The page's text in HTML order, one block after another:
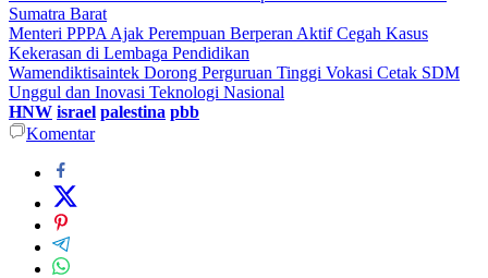
Sumatra Barat
Menteri PPPA Ajak Perempuan Berperan Aktif Cegah Kasus
Kekerasan di Lembaga Pendidikan
Wamendiktisaintek Dorong Perguruan Tinggi Vokasi Cetak SDM
Unggul dan Inovasi Teknologi Nasional
HNW israel palestina pbb
Komentar